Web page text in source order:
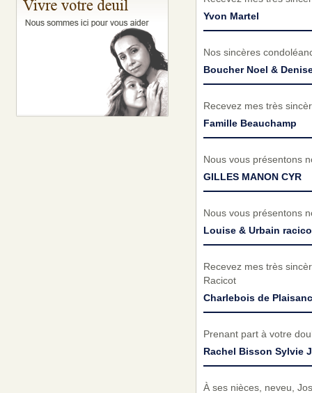
Yvon Martel
Nos sincères
Boucher Noel &
Recevez mes très
Famille Beauchamp
Nous vous présentons
GILLES MANON CYR
Nous vous présentons
Louise & Urbain
Recevez mes très
Racicot
Charlebois de
Prenant part à votre
Rachel Bisson Sylvie
À ses nièces, neveu,